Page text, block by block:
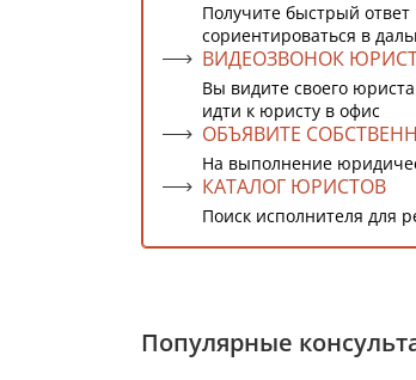
Получите быстрый
сориентироваться в
ВИДЕОЗВОНОК
Вы видите своего
идти к юристу в офис
ОБЪЯВИТЕ
На выполнение
КАТАЛОГ ЮРИСТОВ
Поиск исполнителя для
Популярные